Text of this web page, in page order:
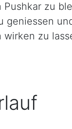
Pushkar zu
geniessen
wirken zu